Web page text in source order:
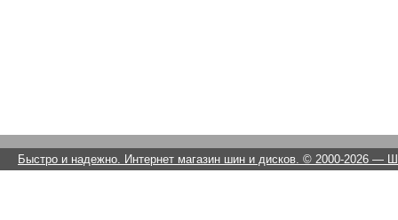
Быстро и надежно. Интернет магазин шин и дисков. © 2000-2026 —